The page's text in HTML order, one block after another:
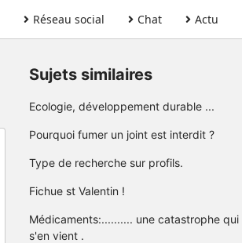
Réseau social Chat Actu
Sujets similaires
Ecologie, développement durable ...
Pourquoi fumer un joint est interdit ?
Type de recherche sur profils.
Fichue st Valentin !
Médicaments:.......... une catastrophe qui
s'en vient .